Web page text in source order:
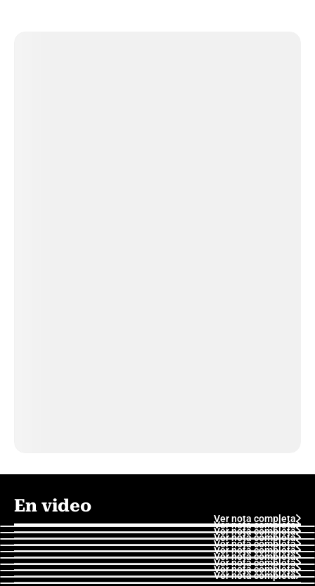
En video
Ver nota completa
Ver nota completa
Ver nota completa
Ver nota completa
Ver nota completa
Ver nota completa
Ver nota completa
Ver nota completa
Ver nota completa
Ver nota completa